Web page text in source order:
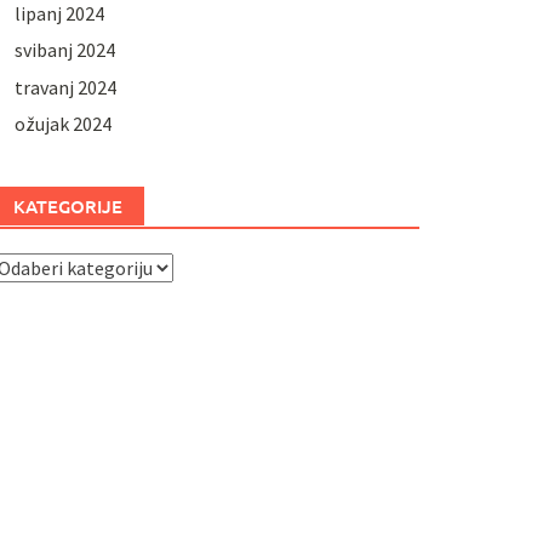
lipanj 2024
svibanj 2024
travanj 2024
ožujak 2024
KATEGORIJE